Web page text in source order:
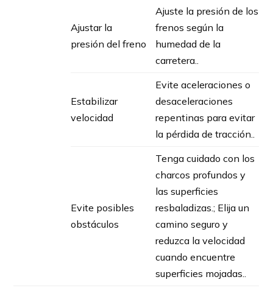
Ajustar la
presión del freno
Ajuste la presión de los
frenos según la
humedad de la
carretera..
Estabilizar
velocidad
Evite aceleraciones o
desaceleraciones
repentinas para evitar
la pérdida de tracción..
Evite posibles
obstáculos
Tenga cuidado con los
charcos profundos y
las superficies
resbaladizas.; Elija un
camino seguro y
reduzca la velocidad
cuando encuentre
superficies mojadas..